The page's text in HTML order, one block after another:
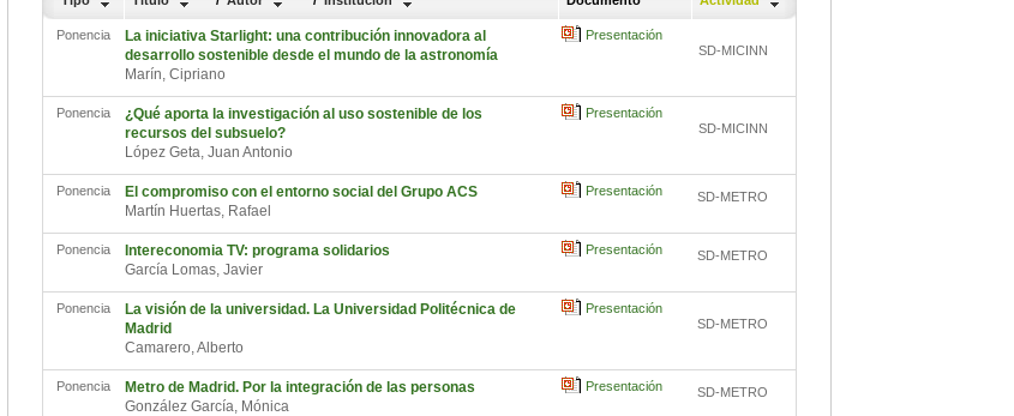
Ponencia
La iniciativa Starlight: una contribución innovadora al
desarrollo sostenible desde el mundo de la astronomía
Marín, Cipriano
Presentación
SD-MICINN
Ponencia
¿Qué aporta la investigación al uso sostenible de los
recursos del subsuelo?
López Geta, Juan Antonio
Presentación
SD-MICINN
Ponencia
El compromiso con el entorno social del Grupo ACS
Martín Huertas, Rafael
Presentación SD-METRO
Ponencia
Intereconomia TV: programa solidarios
García Lomas, Javier
Presentación SD-METRO
Ponencia
La visión de la universidad. La Universidad Politécnica de
Madrid
Camarero, Alberto
Presentación
SD-METRO
Ponencia
Metro de Madrid. Por la integración de las personas
González García, Mónica
Presentación SD-METRO